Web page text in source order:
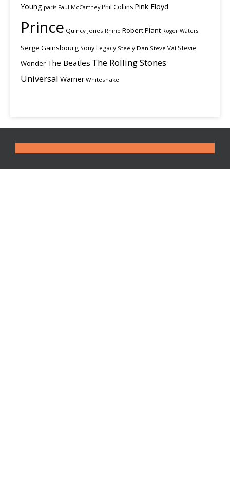
Young paris Paul McCartney Phil Collins Pink Floyd
Prince Quincy Jones Rhino Robert Plant Roger Waters
Serge Gainsbourg Sony Legacy Steely Dan Steve Vai Stevie
Wonder The Beatles The Rolling Stones
Universal Warner Whitesnake